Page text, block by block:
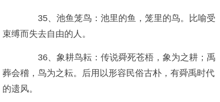
35、池鱼笼鸟：池里的鱼，笼里的鸟。比喻受
束缚而失去自由的人。
36、象耕鸟耘：传说舜死苍梧，象为之耕；禹
葬会稽，鸟为之耘。后用以形容民俗古朴，有舜禹时代
的遗风。